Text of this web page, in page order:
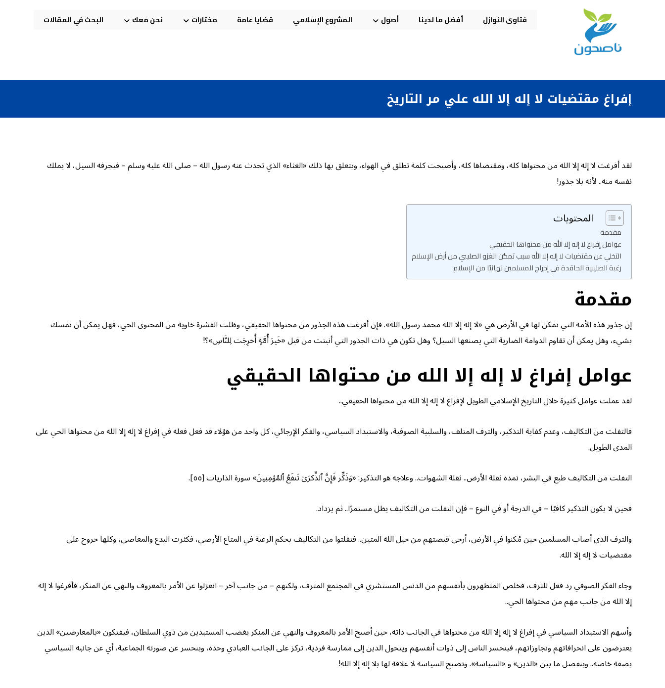
فتاوى النوازل أفضل ما لدينا أصول المشروع الإسلامي قضايا عامة مختارات نحن معك البحث في المقالات
إفراغ مقتضيات لا إله إلا الله علي مر التاريخ
لقد أفرغت لا إله إلا الله من محتواها كله، ومقتضاها كله، وأصبحت كلمة تطلق في الهواء، ويتعلق بها ذلك «الغثاء» الذي تحدث عنه رسول الله – صلى الله عليه وسلم – فيجرفه السيل، لا يملك
نفسه منه.. لأنه بلا جذور!
المحتويات
مقدمة
عوامل إفراغ لا إله إلا الله من محتواها الحقيقي
التخلي عن مقتضيات لا إله إلا الله سبب تمكُّن الغزو الصليبي من أرض الإسلام
رغبة الصليبية الحاقدة في إخراج المسلمين نهائيًا من الإسلام
مقدمة
إن جذور هذه الأمة التي تمكن لها في الأرض هي «لا إله إلا الله محمد رسول الله». فإن أفرغت هذه الجذور من محتواها الحقيقي، وظلت القشرة خاوية من المحتوى الحي، فهل يمكن أن تمسك
بشيء، وهل يمكن أن تقاوم الدوامة الضارية التي يصنعها السيل؟ وهل تكون هي ذات الجذور التي أنبتت من قبل «خَیرَ أُمَّةٍ أُخرِجَت لِلنَّاسِ»؟!
عوامل إفراغ لا إله إلا الله من محتواها الحقيقي
لقد عملت عوامل كثيرة خلال التاريخ الإسلامي الطويل لإفراغ لا إله إلا الله من محتواها الحقيقي..
فالتفلت من التكاليف، وعدم كفاية التذكير، والترف المتلف، والسلبية الصوفية، والاستبداد السياسي، والفكر الإرجائي، كل واحد من هؤلاء قد فعل فعله في إفراغ لا إله إلا الله من محتواها الحي على
المدى الطويل.
التفلت من التكاليف طبع في البشر، تمده ثقلة الأرض.. ثقلة الشهوات.. وعلاجه هو التذكير: «وَذَكِّر فَإِنَّ ٱلذِّكرَىٰ تَنفَعُ ٱلمُؤمِنِینَ» سورة الذاريات [٥٥].
فحين لا يكون التذكير كافيًا – في الدرجة أو في النوع – فإن التفلت من التكاليف يظل مستمرًا.. ثم يزداد.
والترف الذي أصاب المسلمين حين مُكنوا في الأرض، أرخی قبضتهم من حبل الله المتين.. فتفلتوا من التكاليف بحكم الرغبة في المتاع الأرضي، فكثرت البدع والمعاصي، وكلها خروج على
مقتضيات لا إله إلا الله.
وجاء الفكر الصوفي رد فعل للترف، فخلص المتطهرون بأنفسهم من الدنس المستشري في المجتمع المترف، ولكنهم – من جانب آخر – انعزلوا عن الأمر بالمعروف والنهي عن المنكر، فأفرغوا لا إله
إلا الله من جانب مهم من محتواها الحي..
وأسهم الاستبداد السياسي في إفراغ لا إله إلا الله من محتواها في الجانب ذاته، حين أصبح الأمر بالمعروف والنهي عن المنكر يغضب المستبدين من ذوي السلطان، فيفتكون «بالمعارضين» الذين
يعترضون على انحرافاتهم وتجاوزاتهم، فينحسر الناس إلى ذوات أنفسهم ويتحول الدين إلى ممارسة فردية، تركز على الجانب العبادي وحده، وينحسر عن صورته الجماعية، أي عن جانبه السياسي
بصفة خاصة.. وينفصل ما بين «الدين» و «السياسة». وتصبح السياسة لا علاقة لها بلا إله إلا الله!